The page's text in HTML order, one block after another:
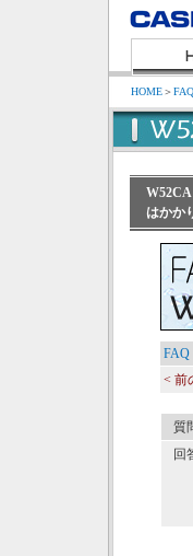
HOME＞FAQ
はかか
FAQ
< 前
質
回